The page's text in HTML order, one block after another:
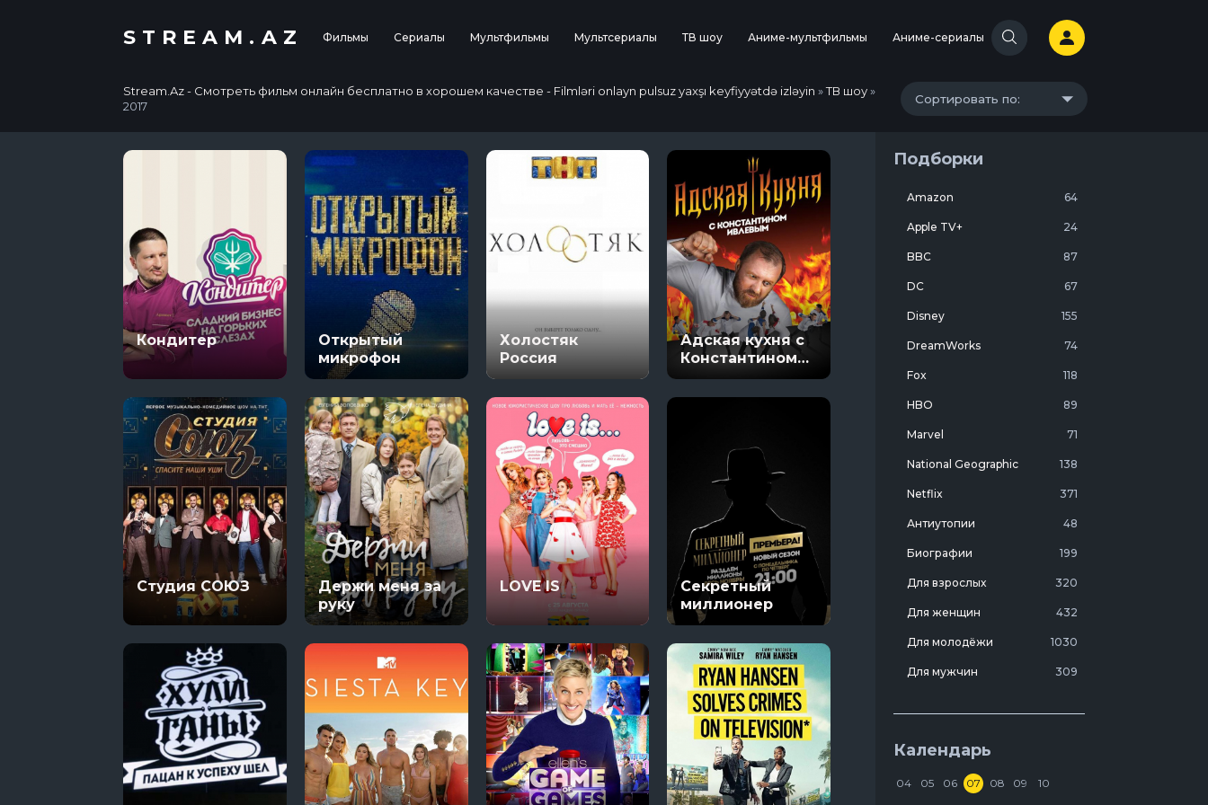
STREAM.AZ Фильмы Сериалы Мультфильмы Мультсериалы ТВ шоу Аниме-мультфильмы Аниме-сериалы
Stream.Az - Смотреть фильм онлайн бесплатно в хорошем качестве - Filmləri onlayn pulsuz yaxşı keyfiyyətdə izləyin »ТВ шоу»
2017
Сортировать по:
Кондитер
Открытый
микрофон
Холостяк
Россия
Адская кухня с
Константином
Ивлевым
Студия СОЮЗ
Держи меня за
руку
LOVE IS
Секретный
миллионер
Подборки
Amazon 64
Apple TV+ 24
BBC 87
DC 67
Disney 155
DreamWorks 74
Fox 118
HBO 89
Marvel 71
National Geographic 138
Netflix 371
Антиутопии 48
Биографии 199
Для взрослых 320
Для женщин 432
Для молодёжи 1030
Для мужчин 309
Мотивирующие
На реальных событиях
Календарь
04 05 06 07 08 09 10